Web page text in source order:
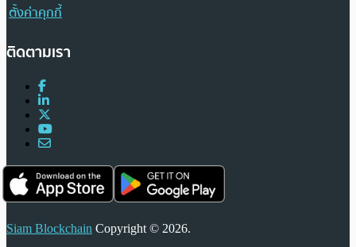
ตั้งค่าคุกกี้
ติดตามเรา
Siam Blockchain Copyright © 2026.